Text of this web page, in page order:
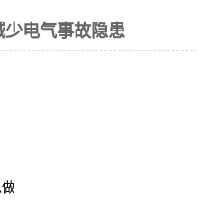
少电气事故隐患
做